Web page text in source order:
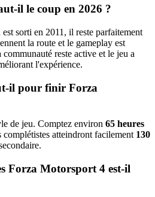
il le coup en 2026 ?
sorti en 2011, il reste parfaitement
la route et le gameplay est
reste active et le jeu a
l'expérience.
il pour finir Forza
de jeu. Comptez environ 65 heures
atteindront facilement 130
Forza Motorsport 4 est-il